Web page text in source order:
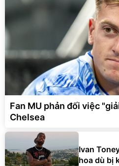
Fan MU phản đối việc
Chelsea
Ivan
hoa dù bị